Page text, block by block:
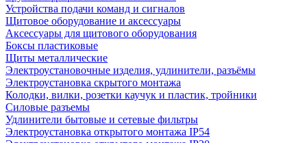
Устройства подачи команд и сигналов
Щитовое оборудование и аксессуары
Аксессуары для щитового оборудования
Боксы пластиковые
Щиты металлические
Электроустановочные изделия, удлинители, разъёмы
Электроустановка скрытого монтажа
Колодки, вилки, розетки каучук и пластик, тройники
Силовые разъемы
Удлинители бытовые и сетевые фильтры
Электроустановка открытого монтажа IP54